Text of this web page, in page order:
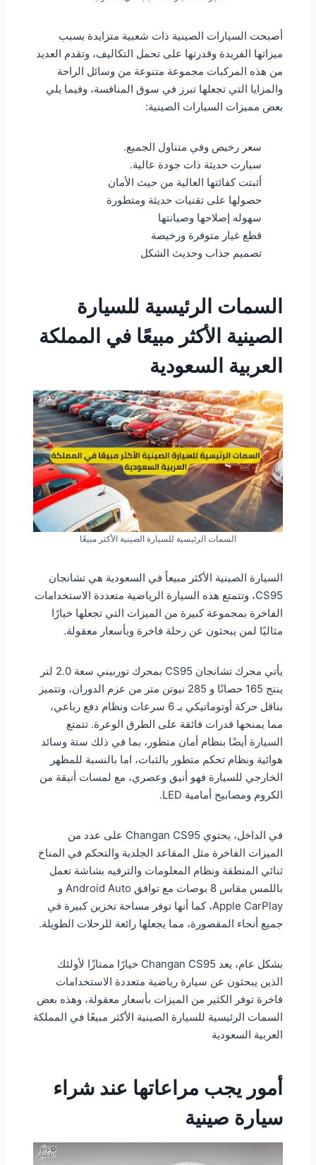
أصبحت السيارات الصينية ذات شعبية متزايدة بسبب
ميزاتها الفريدة وقدرتها على تحمل التكاليف، وتقدم العديد
من هذه المركبات مجموعة متنوعة من وسائل الراحة
والمزايا التي تجعلها تبرز في سوق المنافسة، وفيما يلي
بعض مميزات السيارات الصينية:
سعر رخيص وفي متناول الجميع.
سيارت حديثة ذات جودة عالية.
أثبتت كفائتها العالية من حيث الأمان
حصولها على تقنيات حديثة ومتطورة
سهوله إصلاحها وصيانتها
قطع غيار متوفرة ورخيصة
تصميم جذاب وحديث الشكل
السمات الرئيسية للسيارة
الصينية الأكثر مبيعًا في المملكة
العربية السعودية
السمات الرئيسية للسيارة الصينية الأكثر مبيعًا
السيارة الصينية الأكثر مبيعاً في السعودية هي تشانجان
CS95، وتتمتع هذه السيارة الرياضية متعددة الاستخدامات
الفاخرة بمجموعة كبيرة من الميزات التي تجعلها خيارًا
مثاليًا لمن يبحثون عن رحلة فاخرة وبأسعار معقولة.
يأتي محرك تشانجان CS95 بمحرك توربيني سعة 2.0 لتر
ينتج 165 حصانًا و 285 نيوتن متر من عزم الدوران، وتتميز
بناقل حركة أوتوماتيكي بـ 6 سرعات ونظام دفع رباعي،
مما يمنحها قدرات فائقة على الطرق الوعرة. تتمتع
السيارة أيضًا بنظام أمان متطور، بما في ذلك ستة وسائد
هوائية ونظام تحكم متطور بالثبات، اما بالنسبة للمظهر
الخارجي للسيارة فهو أنيق وعصري، مع لمسات أنيقة من
الكروم ومصابيح أمامية LED.
في الداخل، يحتوي Changan CS95 على عدد من
الميزات الفاخرة مثل المقاعد الجلدية والتحكم في المناخ
ثنائي المنطقة ونظام المعلومات والترفيه بشاشة تعمل
باللمس مقاس 8 بوصات مع توافق Android Auto و
Apple CarPlay، كما أنها توفر مساحة تخزين كبيرة في
جميع أنحاء المقصورة، مما يجعلها رائعة للرحلات الطويلة.
بشكل عام، يعد Changan CS95 خيارًا ممتازًا لأولئك
الذين يبحثون عن سيارة رياضية متعددة الاستخدامات
فاخرة توفر الكثير من الميزات بأسعار معقولة، وهذه بعض
السمات الرئيسية للسيارة الصينية الأكثر مبيعًا في المملكة
العربية السعودية
أمور يجب مراعاتها عند شراء
سيارة صينية